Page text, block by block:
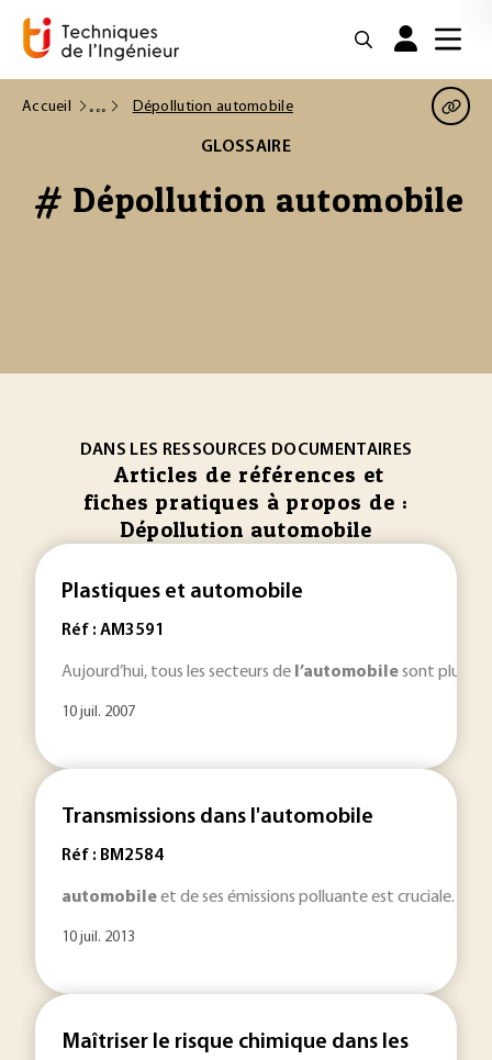
Accueil Dépollution automobile
GLOSSAIRE
# Dépollution automobile
DANS LES RESSOURCES DOCUMENTAIRES
Articles de références et
fiches pratiques à propos de :
Dépollution automobile
Plastiques et automobile
Réf : AM3591
Aujourd’hui, tous les secteurs de l’automobilesont plus ou
10 juil. 2007
Transmissions dans l'automobile
Réf : BM2584
automobileet de ses émissions polluante est cruciale.
10 juil. 2013
Maîtriser le risque chimique dans les